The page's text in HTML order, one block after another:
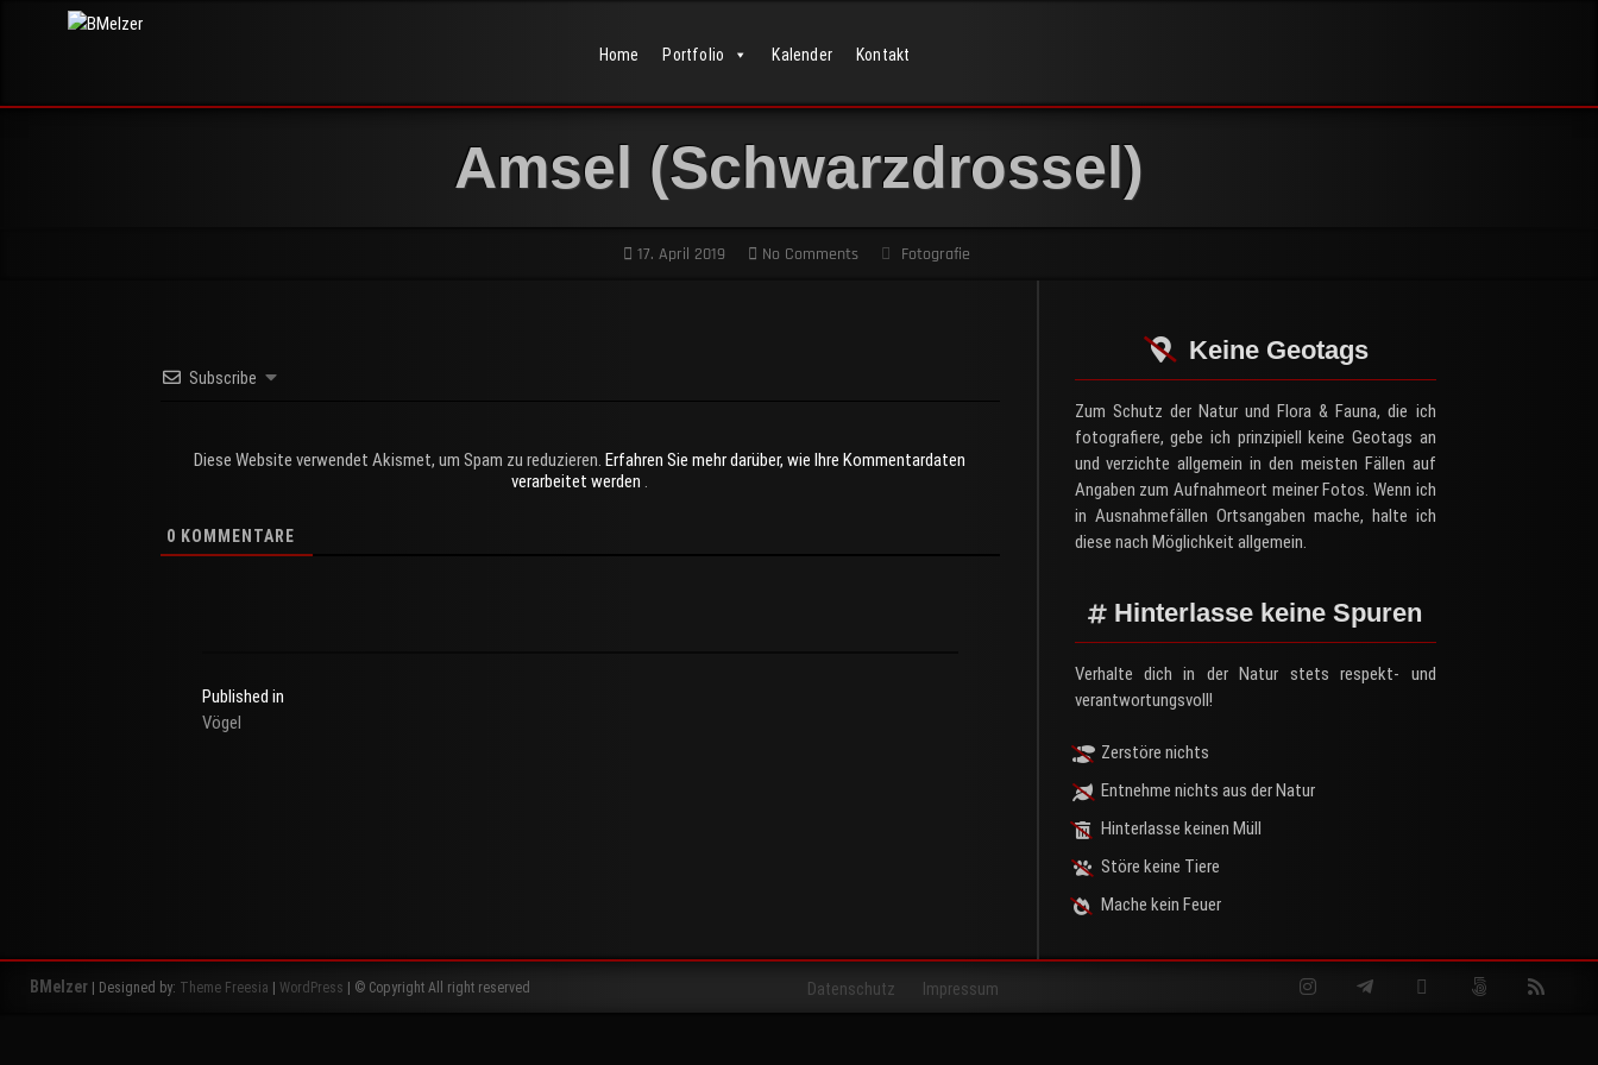
Home Portfolio Kalender Kontakt
Amsel (Schwarzdrossel)
17. April 2019 No Comments Fotografie
Subscribe
Diese Website verwendet Akismet, um Spam zu reduzieren.Erfahren Sie mehr darüber, wie Ihre Kommentardaten
verarbeitet werden .
0 KOMMENTARE
Beitragsnavigation
Published in
Vögel
Keine Geotags
Zum Schutz der Natur und Flora & Fauna, die ich
fotografiere, gebe ich prinzipiell keine Geotags an
und verzichte allgemein in den meisten Fällen auf
Angaben zum Aufnahmeort meiner Fotos. Wenn ich
in Ausnahmefällen Ortsangaben mache, halte ich
diese nach Möglichkeit allgemein.
Hinterlasse keine Spuren
Verhalte dich in der Natur stets respekt- und
verantwortungsvoll!
Zerstöre nichts
Entnehme nichts aus der Natur
Hinterlasse keinen Müll
Störe keine Tiere
Mache kein Feuer
BMelzer | Designed by: Theme Freesia WordPress | © Copyright All right reserved Datenschutz Impressum InstagramTelegramTwitter 500px RSS